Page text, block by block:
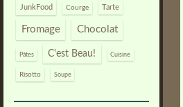
JunkFood Courge Tarte
Fromage Chocolat
Pâtes C'est Beau! Cuisine
Risotto Soupe